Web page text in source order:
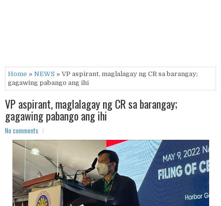
Home » NEWS » VP aspirant, maglalagay ng CR sa barangay;
gagawing pabango ang ihi
VP aspirant, maglalagay ng CR sa barangay;
gagawing pabango ang ihi
No comments